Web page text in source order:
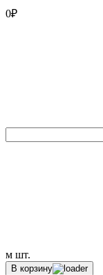
0₽
м шт.
В корзину